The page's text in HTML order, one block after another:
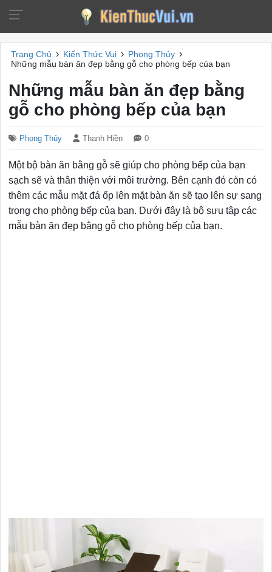
Trang Chủ › Kiến Thức Vui › Phong Thủy ›
Những mẫu bàn ăn đẹp bằng gỗ cho phòng bếp của bạn
Những mẫu bàn ăn đẹp bằng
gỗ cho phòng bếp của bạn
Phong Thủy Thanh Hiền 0
Một bộ bàn ăn bằng gỗ sẽ giúp cho phòng bếp của bạn
sạch sẽ và thân thiện với môi trường. Bên cạnh đó còn có
thêm các mẫu mặt đá ốp lên mặt bàn ăn sẽ tạo lên sự sang
trọng cho phòng bếp của bạn. Dưới đây là bộ sưu tập các
mẫu bàn ăn đẹp bằng gỗ cho phòng bếp của bạn.